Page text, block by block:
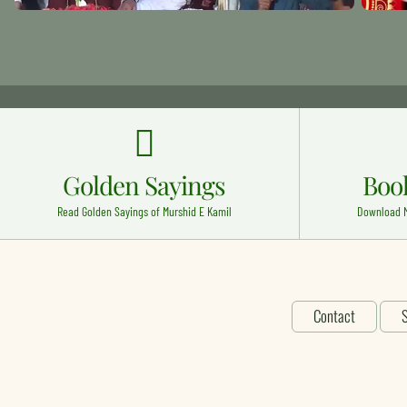
Golden Sayings
Read Golden Sayings of Murshid E Kamil Download
Contact